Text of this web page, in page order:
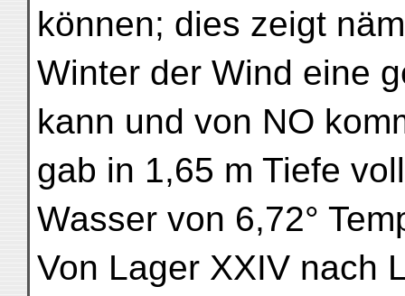
können; dies zeigt
Winter der Wind eine
kann und von NO
gab in 1,65 m Tiefe
Wasser von 6,72°
Von Lager XXIV nach